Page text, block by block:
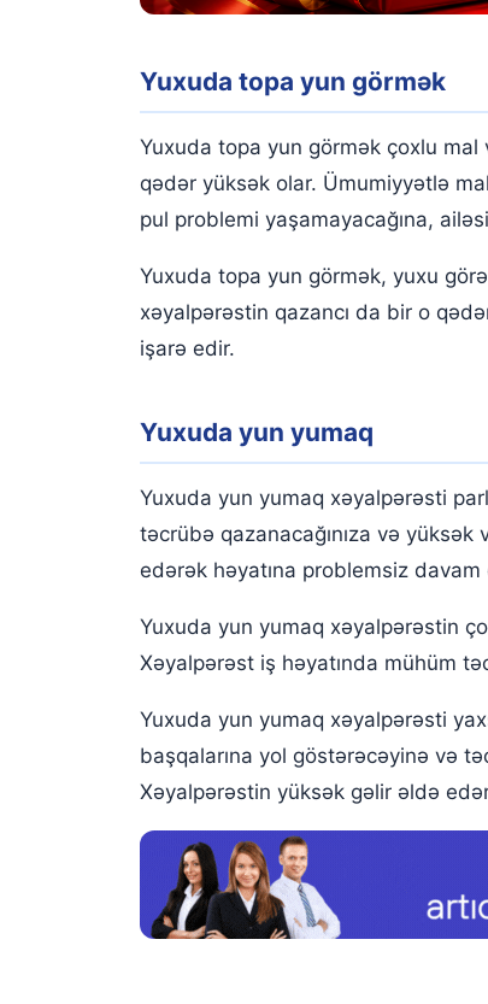
Yuxuda topa yun görmək
Yuxuda topa yun görmək çoxlu mal
qədər yüksək olar. Ümumiyyətlə
pul problemi yaşamayacağına,
Yuxuda topa yun görmək, yuxu
xəyalpərəstin qazancı da bir o
işarə edir.
Yuxuda yun yumaq
Yuxuda yun yumaq xəyalpərəsti
təcrübə qazanacağınıza və
edərək həyatına problemsiz
Yuxuda yun yumaq xəyalpərəstin
Xəyalpərəst iş həyatında mühüm
Yuxuda yun yumaq xəyalpərəsti
başqalarına yol göstərəcəyinə və
Xəyalpərəstin yüksək gəlir əldə